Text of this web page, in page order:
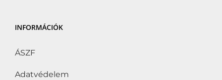
INFORMÁCIÓK
ÁSZF
Adatvédelem